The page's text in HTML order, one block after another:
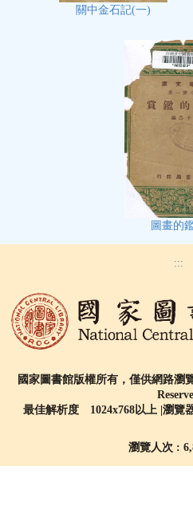
關中金石記(一)
圖畫的
:::
國家圖書館版權所有，僅供網路瀏
最佳解析度 1024x768以上 |瀏覽
瀏覽人次 :